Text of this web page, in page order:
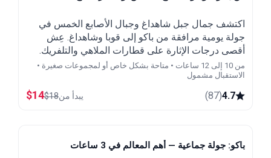
اكتشف جمال جبل شاهداغ وجبال الأصابع الخمس في
جولة يومية مرافقة من باكو إلى قوبا وشاهداغ. عِش
أقصى درجات الإثارة على قطارات الملاهي والتلفريك.
من 10 إلى 12 ساعات • متاحة بشكل خاص أو لمجموعات صغيرة •
الاستقبال مشمول
4.7
(
87
) يبدأ من $18
$14
باكو: جولة جماعية — أهم المعالم في 3 ساعات